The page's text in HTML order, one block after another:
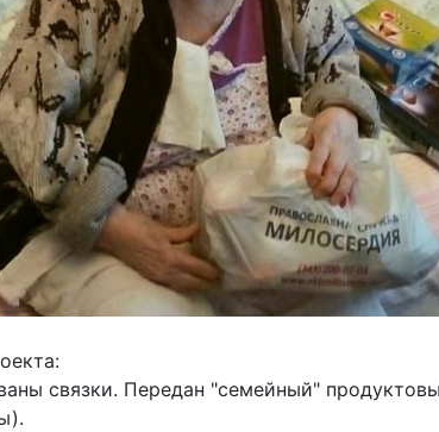
связки. Передан "семейный"